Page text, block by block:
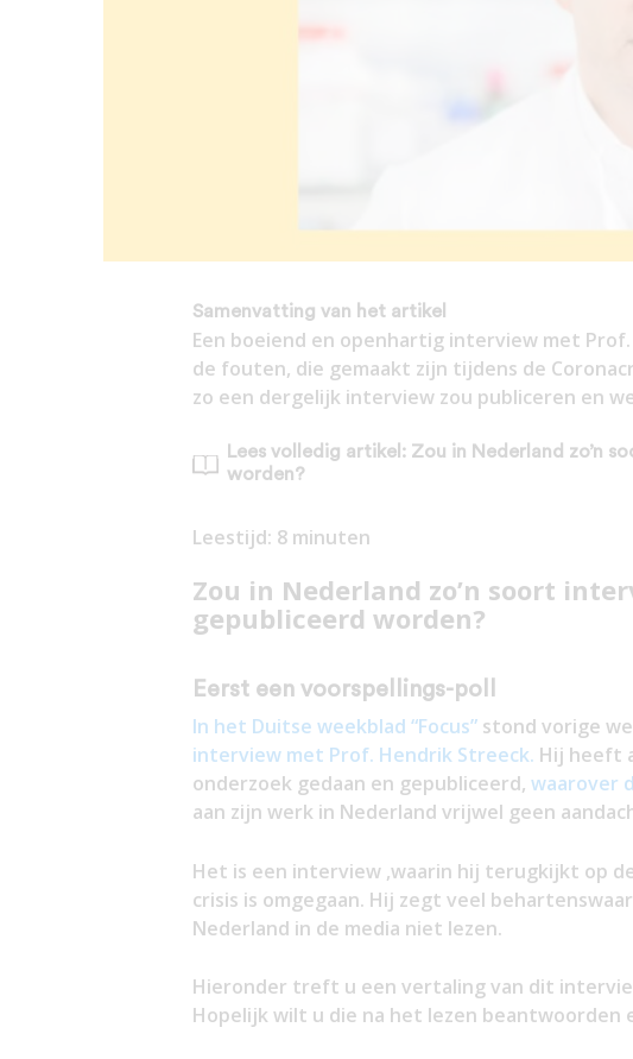
Samenvatting van het artikel
Een boeiend en openhartig interview met
de fouten, die gemaakt zijn tijdens de
zo een dergelijk interview zou publiceren en
Lees volledig artikel: Zou in Nederland zo’n
worden?
Leestijd: 8 minuten
Zou in Nederland zo’n soort
gepubliceerd worden?
Eerst een voorspellings-poll
In het Duitse weekblad “Focus” stond vorige
interview met Prof. Hendrik Streeck. Hij heeft
onderzoek gedaan en gepubliceerd, waarover
aan zijn werk in Nederland vrijwel geen
Het is een interview ,waarin hij terugkijkt op
crisis is omgegaan. Hij zegt veel
Nederland in de media niet lezen.
Hieronder treft u een vertaling van dit
Hopelijk wilt u die na het lezen beantwoorden